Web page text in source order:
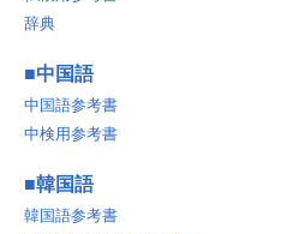
辞典
■中国語
中国語参考書
中検用参考書
■韓国語
韓国語参考書